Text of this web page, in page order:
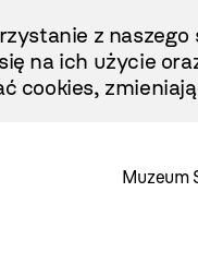
z
na ich użycie
cookies,
Muzeum